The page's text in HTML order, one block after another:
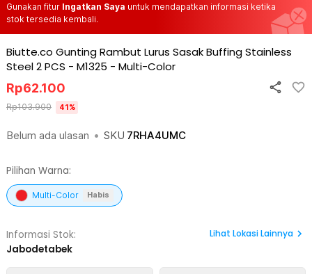
Gunakan fitur Ingatkan Saya untuk mendapatkan informasi ketika
stok tersedia kembali.
Biutte.co Gunting Rambut Lurus Sasak Buffing Stainless
Steel 2 PCS - M1325 - Multi-Color
Belum ada ulasan • SKU 7RHA4UMC
Rp62.100
Rp103.900 41%
Pilihan Warna:
Multi-Color Habis
Informasi Stok:
Jabodetabek
Lihat Lokasi Lainnya